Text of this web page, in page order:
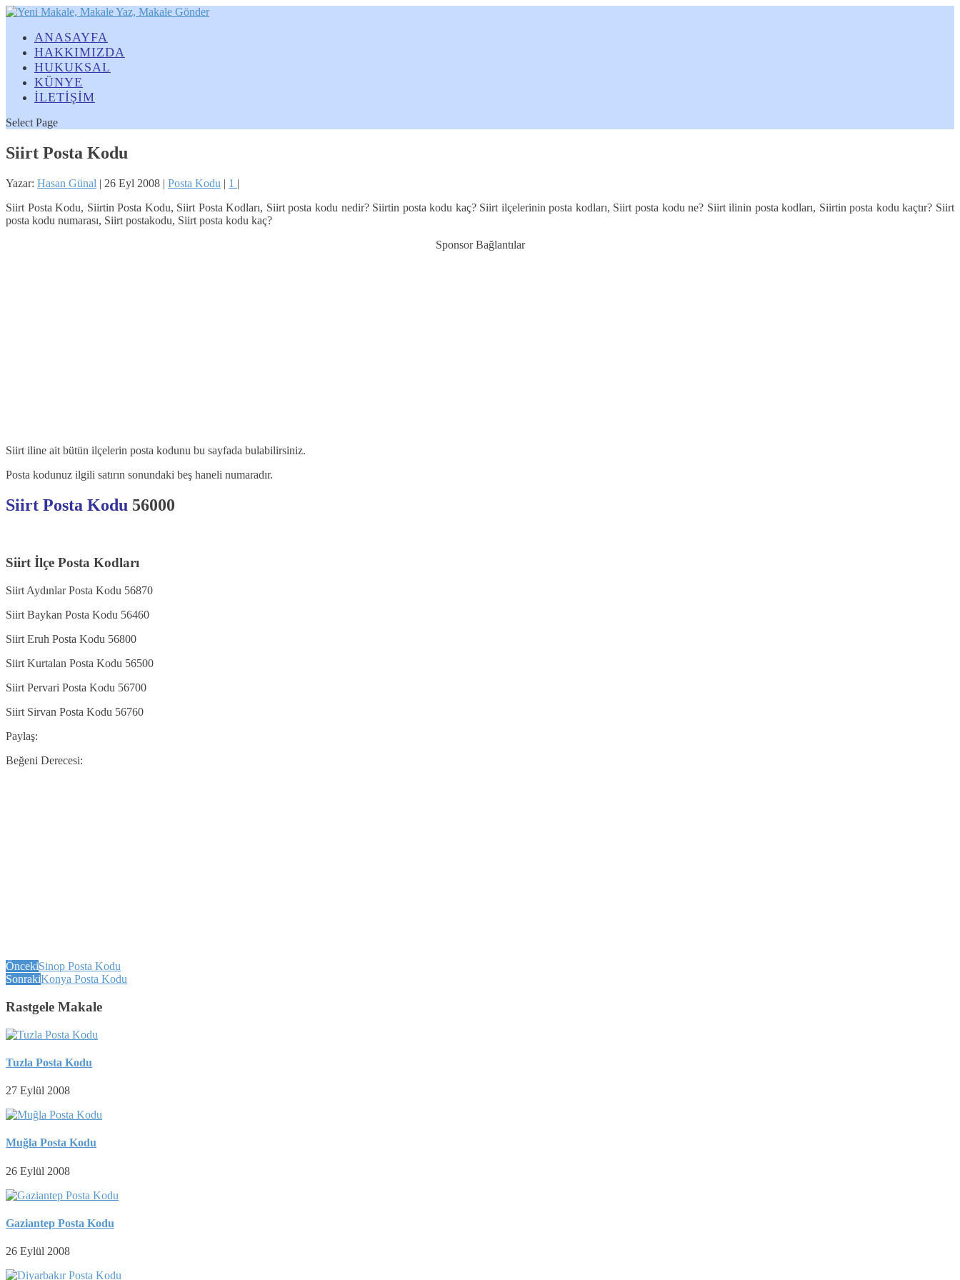
ANASAYFA
HAKKIMIZDA
HUKUKSAL
KÜNYE
İLETİŞİM
Select Page
Siirt Posta Kodu
Yazar: Hasan Günal | 26 Eyl 2008 | Posta Kodu | 1 |
Siirt Posta Kodu, Siirtin Posta Kodu, Siirt Posta Kodları, Siirt posta kodu nedir? Siirtin posta kodu kaç? Siirt ilçelerinin posta kodları, Siirt posta kodu ne? Siirt ilinin posta kodları, Siirtin posta kodu kaçtır? Siirt
posta kodu numarası, Siirt postakodu, Siirt posta kodu kaç?
Sponsor Bağlantılar
Siirt iline ait bütün ilçelerin posta kodunu bu sayfada bulabilirsiniz.
Posta kodunuz ilgili satırın sonundaki beş haneli numaradır.
Siirt Posta Kodu 56000
Siirt İlçe Posta Kodları
Siirt Aydınlar Posta Kodu 56870
Siirt Baykan Posta Kodu 56460
Siirt Eruh Posta Kodu 56800
Siirt Kurtalan Posta Kodu 56500
Siirt Pervari Posta Kodu 56700
Siirt Sirvan Posta Kodu 56760
Paylaş:
Beğeni Derecesi:
ÖncekiSinop Posta Kodu
SonrakiKonya Posta Kodu
Rastgele Makale
Tuzla Posta Kodu
27 Eylül 2008
Muğla Posta Kodu
26 Eylül 2008
Gaziantep Posta Kodu
26 Eylül 2008